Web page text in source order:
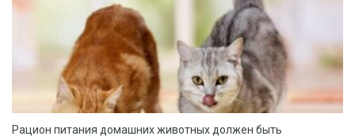
Рацион питания домашних животных должен быть